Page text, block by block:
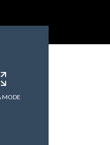
MODE